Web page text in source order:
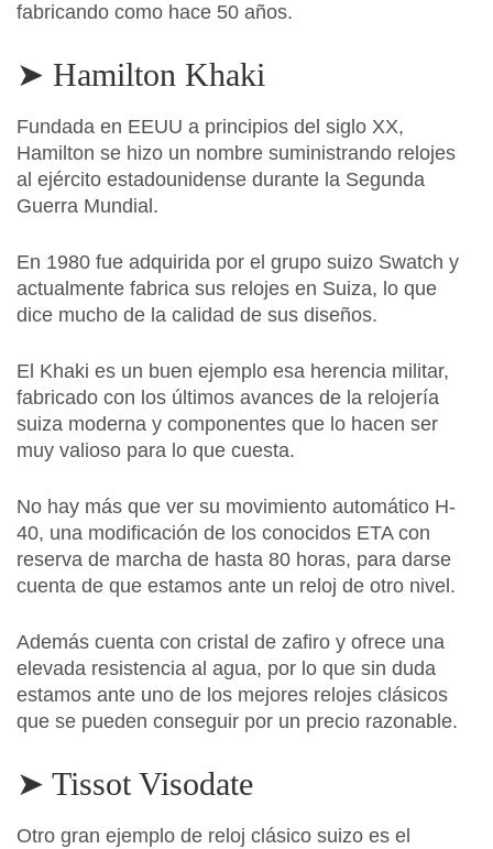
fabricando como hace 50 años.
➤ Hamilton Khaki
Fundada en EEUU a principios del siglo XX,
Hamilton se hizo un nombre suministrando relojes
al ejército estadounidense durante la Segunda
Guerra Mundial.
En 1980 fue adquirida por el grupo suizo Swatch y
actualmente fabrica sus relojes en Suiza, lo que
dice mucho de la calidad de sus diseños.
El Khaki es un buen ejemplo esa herencia militar,
fabricado con los últimos avances de la relojería
suiza moderna y componentes que lo hacen ser
muy valioso para lo que cuesta.
No hay más que ver su movimiento automático H-
40, una modificación de los conocidos ETA con
reserva de marcha de hasta 80 horas, para darse
cuenta de que estamos ante un reloj de otro nivel.
Además cuenta con cristal de zafiro y ofrece una
elevada resistencia al agua, por lo que sin duda
estamos ante uno de los mejores relojes clásicos
que se pueden conseguir por un precio razonable.
➤ Tissot Visodate
Otro gran ejemplo de reloj clásico suizo es el